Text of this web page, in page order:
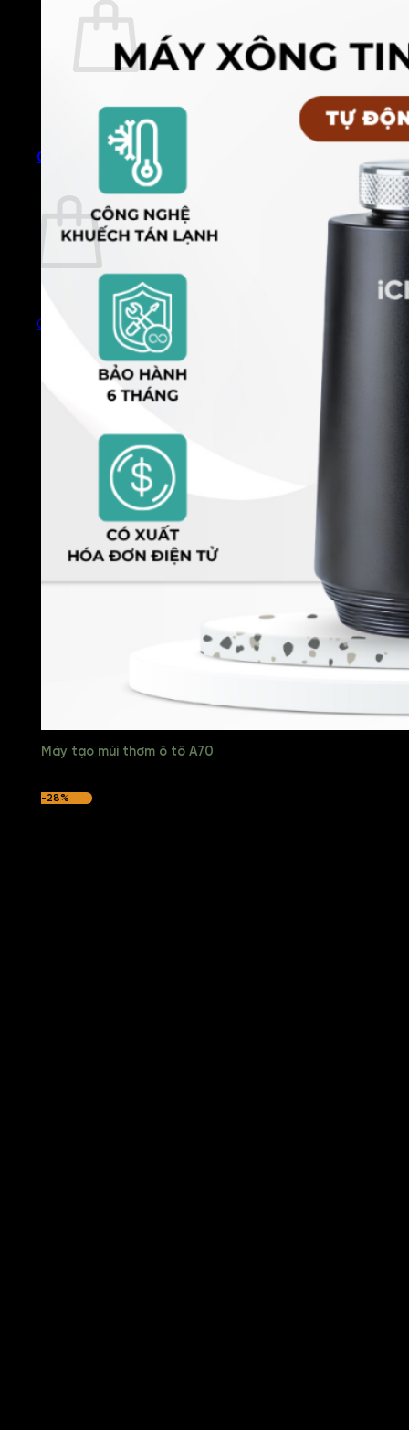
Quay trở lại cửa hàng
0
Giỏ hàng
Chưa có sản phẩm trong giỏ hàng.
Quay trở lại cửa hàng
Máy tạo mùi thơm ô tô A70
-28%